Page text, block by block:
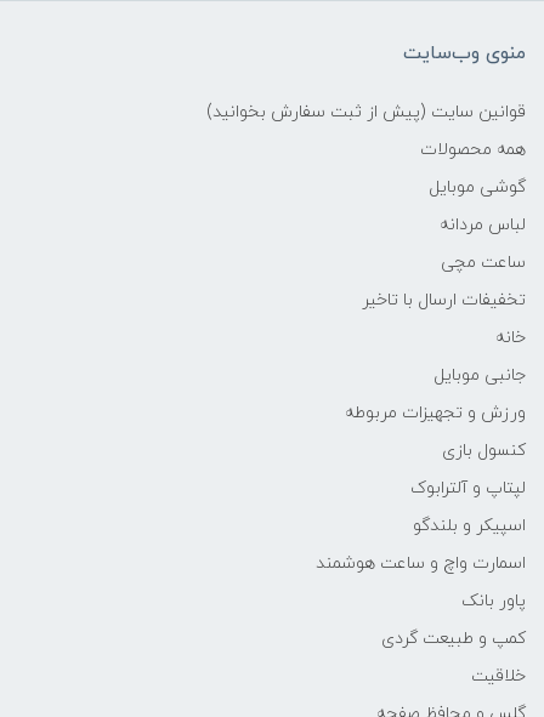
منوی وب‌سایت
قوانین سایت (پیش از ثبت سفارش بخوانید)
همه محصولات
گوشی موبایل
لباس مردانه
ساعت مچی
تخفیفات ارسال با تاخیر
خانه
جانبی موبایل
ورزش و تجهیزات مربوطه
کنسول بازی
لپتاپ و آلترابوک
اسپیکر و بلندگو
اسمارت واچ و ساعت هوشمند
پاور بانک
کمپ و طبیعت گردی
خلاقیت